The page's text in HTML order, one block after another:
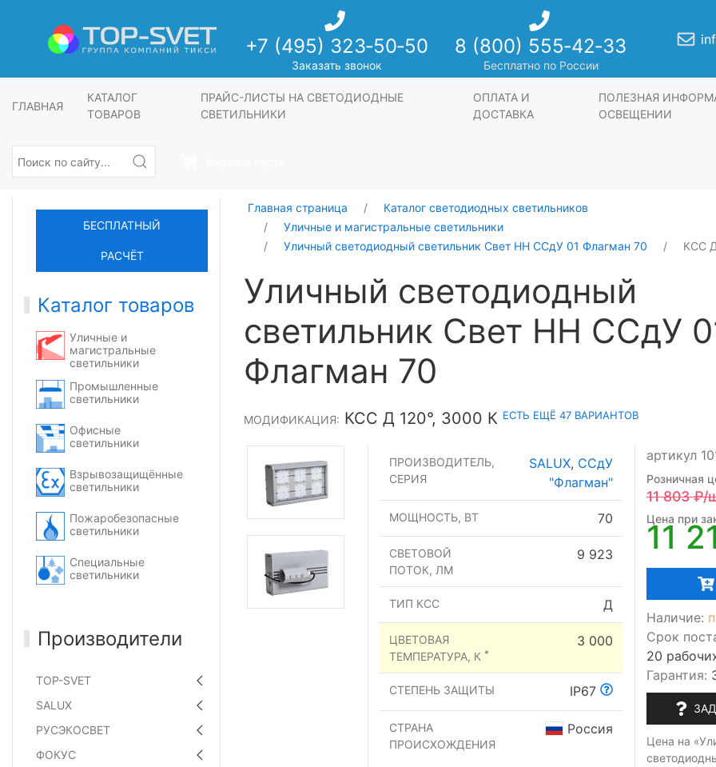
+7 (495) 323‑50‑50
Заказать звонок
8 (800) 555‑42‑33
Бесплатно по России
ГЛАВНАЯ
КАТАЛОГ
ТОВАРОВ
ПРАЙС-ЛИСТЫ НА СВЕТОДИОДНЫЕ
СВЕТИЛЬНИКИ
ОПЛАТА И
ДОСТАВКА
ПОЛЕЗНАЯ
ОСВЕЩЕНИИ
БЕСПЛАТНЫЙ
РАСЧЁТ
Каталог товаров
Уличные и
магистральные
светильники
Промышленные
светильники
Офисные
светильники
Взрывозащищённые
светильники
Пожаробезопасные
светильники
Специальные
светильники
Производители
TOP-SVET
SALUX
РУСЭКОСВЕТ
ФОКУС
Главная страница
Каталог светодиодных светильников
Уличные и магистральные светильники
Уличный светодиодный светильник Свет НН ССдУ 01 Флагман 70
КСС
Уличный светодиодный
светильник Свет НН ССдУ
Флагман 70
МОДИФИКАЦИЯ: КСС Д 120°, 3000 К ЕСТЬ ЕЩЁ 47 ВАРИАНТОВ
ПРОИЗВОДИТЕЛЬ,
СЕРИЯ
SALUX, ССдУ
"Флагман"
МОЩНОСТЬ, ВТ 70
СВЕТОВОЙ
ПОТОК, ЛМ
9 923
ТИП КСС Д
ЦВЕТОВАЯ
ТЕМПЕРАТУРА, К *
3 000
СТЕПЕНЬ ЗАЩИТЫ IP67
СТРАНА
ПРОИСХОЖДЕНИЯ
Россия
артикул
Розничная
11 803₽/
Цена при
11
Наличие:
Срок
20
Гарантия:
Цена на